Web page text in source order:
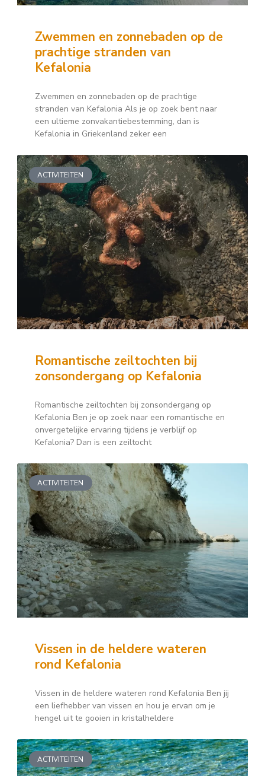
Zwemmen en zonnebaden op de
prachtige stranden van
Kefalonia
Zwemmen en zonnebaden op de prachtige
stranden van Kefalonia Als je op zoek bent naar
een ultieme zonvakantiebestemming, dan is
Kefalonia in Griekenland zeker een
ACTIVITEITEN
Romantische zeiltochten bij
zonsondergang op Kefalonia
Romantische zeiltochten bij zonsondergang op
Kefalonia Ben je op zoek naar een romantische en
onvergetelijke ervaring tijdens je verblijf op
Kefalonia? Dan is een zeiltocht
ACTIVITEITEN
Vissen in de heldere wateren
rond Kefalonia
Vissen in de heldere wateren rond Kefalonia Ben jij
een liefhebber van vissen en hou je ervan om je
hengel uit te gooien in kristalheldere
ACTIVITEITEN